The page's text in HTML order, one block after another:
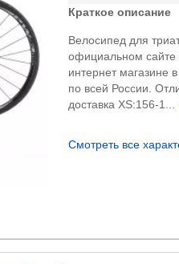
Краткое описание
Велосипед для
официальном сайте
интернет магазине
по всей России.
доставка XS:156-1...
Смотреть все